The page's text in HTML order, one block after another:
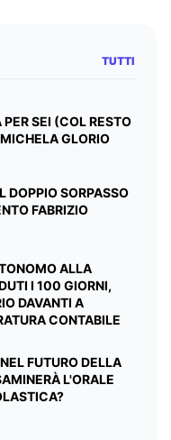
TUTTI
SEI (COL RESTO
GLORIO
DOPPIO SORPASSO
FABRIZIO
ALLA
I 100 GIORNI,
DAVANTI A
CONTABILE
FUTURO DELLA
L'ORALE